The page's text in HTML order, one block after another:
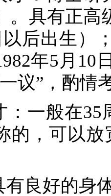
。具有正高
后出生）
年5月10
议”，酌情
：一般在35
的，可以放
有良好的身